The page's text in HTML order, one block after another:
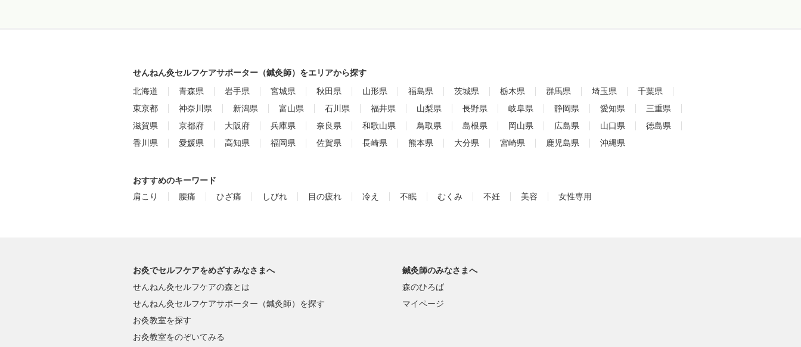
せんねん灸セルフケアサポーター（鍼灸師）をエリアから探す
北海道
青森県 岩手県 宮城県 秋田県 山形県 福島県 茨城県 栃木県 群馬県 埼玉県
千葉県
東京都
神奈川県 新潟県 富山県 石川県 福井県 山梨県 長野県 岐阜県 静岡県 愛知県
三重県
滋賀県
京都府 大阪府 兵庫県 奈良県 和歌山県 鳥取県 島根県 岡山県 広島県 山口県
徳島県
香川県
愛媛県 高知県 福岡県 佐賀県 長崎県 熊本県 大分県 宮崎県 鹿児島県 沖縄県
おすすめのキーワード
肩こり
腰痛 ひざ痛 しびれ 目の疲れ 冷え 不眠 むくみ 不妊 美容 女性専用
お灸でセルフケアをめざすみなさまへ
せんねん灸セルフケアの森とは
せんねん灸セルフケアサポーター（鍼灸師）を探す
お灸教室を探す
お灸教室をのぞいてみる
鍼灸師のみなさまへ
森のひろば
マイページ